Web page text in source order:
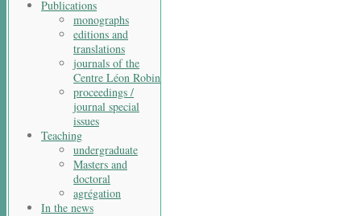
Publications
monographs
editions and
translations
journals of the
Centre Léon Robin
proceedings /
journal special
issues
Teaching
undergraduate
Masters and
doctoral
agrégation
In the news